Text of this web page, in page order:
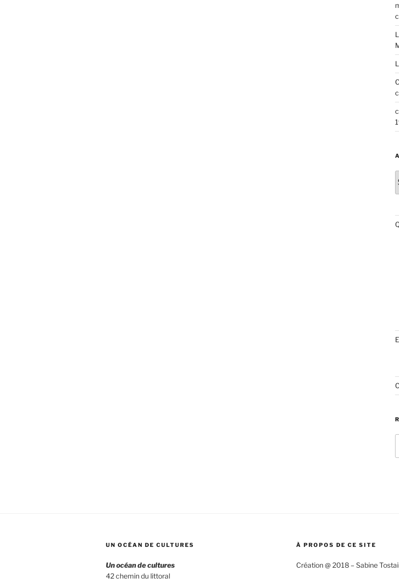
:
UN OCÉAN DE CULTURES
Un océan de cultures
42 chemin du littoral
À PROPOS DE CE SITE
Création @ 2018 – Sabine